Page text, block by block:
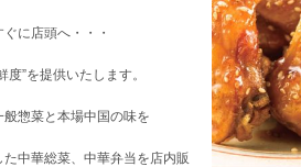
に店頭へ・・・
”を提供いたします。
惣菜と本場中国の味を
中華総菜、中華弁当を店内販